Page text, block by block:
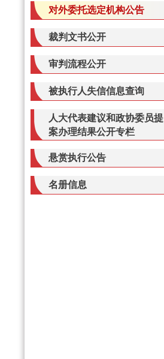
对外委托选定机构公告
裁判文书公开
审判流程公开
被执行人失信信息查询
人大代表建议和政协委员提
案办理结果公开专栏
悬赏执行公告
名册信息